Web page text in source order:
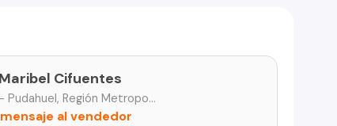
Maribel Cifuentes
- Pudahuel, Región Metropolitana
al vendedor